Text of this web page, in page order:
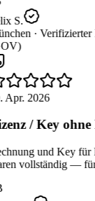
S.
· Verifizierter
Apr. 2026
/ Key ohne
und Key für
vollständig — für